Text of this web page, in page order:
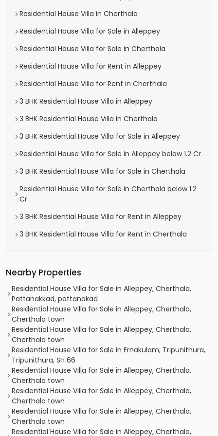
Residential House Villa in Cherthala
Residential House Villa for Sale in Alleppey
Residential House Villa for Sale in Cherthala
Residential House Villa for Rent in Alleppey
Residential House Villa for Rent in Cherthala
3 BHK Residential House Villa in Alleppey
3 BHK Residential House Villa in Cherthala
3 BHK Residential House Villa for Sale in Alleppey
Residential House Villa for Sale in Alleppey below 1.2 Cr
3 BHK Residential House Villa for Sale in Cherthala
Residential House Villa for Sale in Cherthala below 1.2
Cr
3 BHK Residential House Villa for Rent in Alleppey
3 BHK Residential House Villa for Rent in Cherthala
Nearby Properties
Residential House Villa for Sale in Alleppey, Cherthala,
Pattanakkad, pattanakad
Residential House Villa for Sale in Alleppey, Cherthala,
Cherthala town
Residential House Villa for Sale in Alleppey, Cherthala,
Cherthala town
Residential House Villa for Sale in Ernakulam, Tripunithura,
Tripunithura, SH 66
Residential House Villa for Sale in Alleppey, Cherthala,
Cherthala town
Residential House Villa for Sale in Alleppey, Cherthala,
Cherthala town
Residential House Villa for Sale in Alleppey, Cherthala,
Cherthala town
Residential House Villa for Sale in Alleppey, Cherthala,